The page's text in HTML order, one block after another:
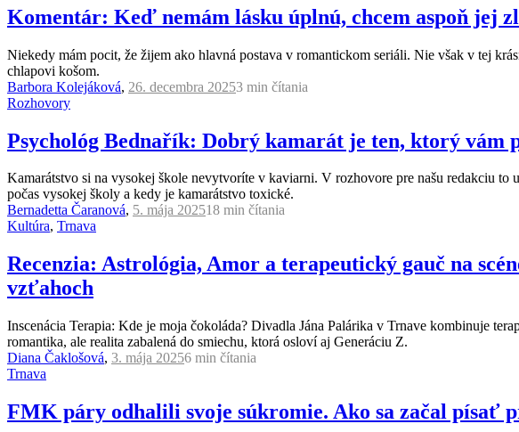
Komentár: Keď nemám lásku úplnú, chcem aspoň jej
Niekedy mám pocit, že žijem ako hlavná postava v romantickom seriáli. Nie však v tej
chlapovi košom.
Barbora Kolejáková, 26. decembra 20253 min čítania
Rozhovory
Psychológ Bednařík: Dobrý kamarát je ten, ktorý vám
Kamarátstvo si na vysokej škole nevytvoríte v kaviarni. V rozhovore pre našu redakciu
počas vysokej školy a kedy je kamarátstvo toxické.
Bernadetta Čaranová, 5. mája 202518 min čítania
Kultúra, Trnava
Recenzia: Astrológia, Amor a terapeutický gauč na
vzťahoch
Inscenácia Terapia: Kde je moja čokoláda? Divadla Jána Palárika v Trnave kombinuje
romantika, ale realita zabalená do smiechu, ktorá osloví aj Generáciu Z.
Diana Čaklošová, 3. mája 20256 min čítania
Trnava
FMK páry odhalili svoje súkromie. Ako sa začal písať